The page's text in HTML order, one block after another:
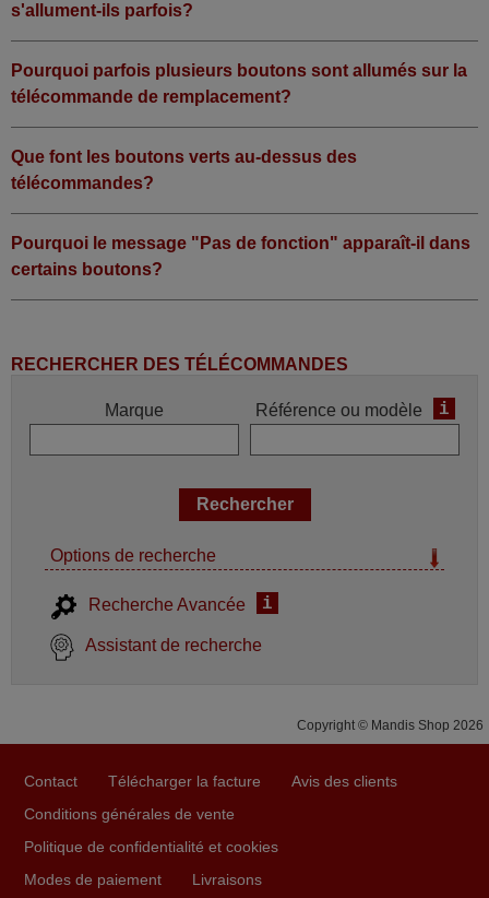
s'allument-ils parfois?
Pourquoi parfois plusieurs boutons sont allumés sur la
télécommande de remplacement?
Que font les boutons verts au-dessus des
télécommandes?
Pourquoi le message "Pas de fonction" apparaît-il dans
certains boutons?
RECHERCHER DES TÉLÉCOMMANDES
Marque Référence ou modèle i
Options de recherche
Recherche Avancée i
Assistant de recherche
Copyright © Mandis Shop 2026
Contact Télécharger la facture
Avis des clients
Conditions générales de vente
Politique de confidentialité et cookies
Modes de paiement
Livraisons